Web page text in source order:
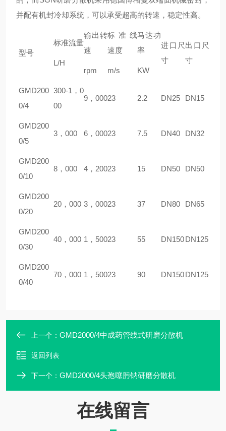
并配有机封冷却系统，可以承受超高的转速，稳定性高。
型号
标准流量
L/H
输出转
速
rpm
标准线
速度
m/s
马达功
率
KW
进口尺
寸
出口尺
寸
GMD200
0/4
300-1，0
00
9，00023 2.2 DN25 DN15
GMD200
0/5
3，000 6，00023 7.5 DN40 DN32
GMD200
0/10
8，000 4，20023 15 DN50 DN50
GMD200
0/20
20，000 3，00023 37 DN80 DN65
GMD200
0/30
40，000 1，50023 55 DN150DN125
GMD200
0/40
70，000 1，50023 90 DN150DN125
上一个： GMD2000/4中成药管线式研磨分散机
返回列表
下一个： GMD2000/4头孢噻肟钠研磨分散机
在线留言